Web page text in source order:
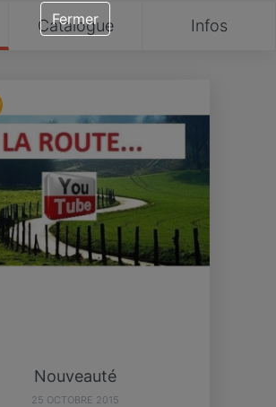
Catalogue Infos
Nouveauté
25 OCTOBRE 2015
Fermer